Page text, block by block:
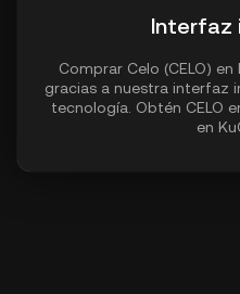
Interfaz
Comprar Celo (CELO)
gracias a nuestra interfaz
tecnología. Obtén CELO
en